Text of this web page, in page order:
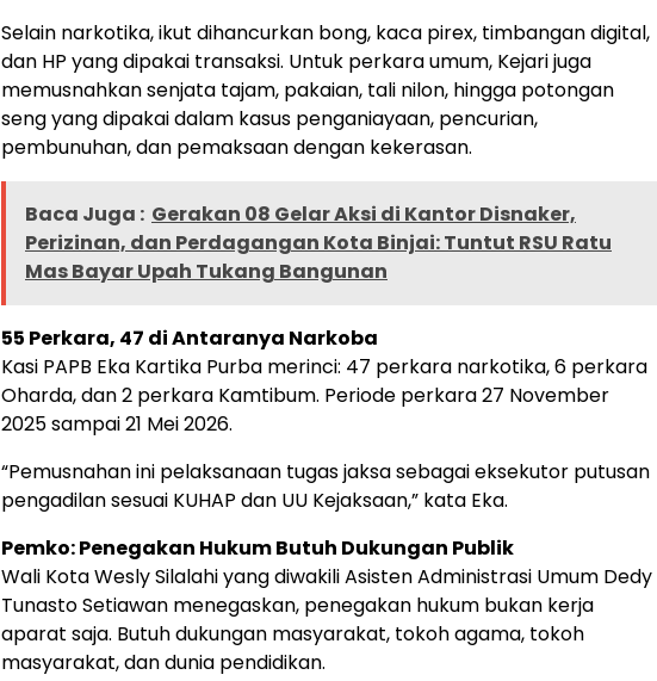
Selain narkotika, ikut dihancurkan bong, kaca pirex, timbangan digital,
dan HP yang dipakai transaksi. Untuk perkara umum, Kejari juga
memusnahkan senjata tajam, pakaian, tali nilon, hingga potongan
seng yang dipakai dalam kasus penganiayaan, pencurian,
pembunuhan, dan pemaksaan dengan kekerasan.
Baca Juga : Gerakan 08 Gelar Aksi di Kantor Disnaker,
Perizinan, dan Perdagangan Kota Binjai: Tuntut RSU Ratu
Mas Bayar Upah Tukang Bangunan
55 Perkara, 47 di Antaranya Narkoba
Kasi PAPB Eka Kartika Purba merinci: 47 perkara narkotika, 6 perkara
Oharda, dan 2 perkara Kamtibum. Periode perkara 27 November
2025 sampai 21 Mei 2026.
“Pemusnahan ini pelaksanaan tugas jaksa sebagai eksekutor putusan
pengadilan sesuai KUHAP dan UU Kejaksaan,” kata Eka.
Pemko: Penegakan Hukum Butuh Dukungan Publik
Wali Kota Wesly Silalahi yang diwakili Asisten Administrasi Umum Dedy
Tunasto Setiawan menegaskan, penegakan hukum bukan kerja
aparat saja. Butuh dukungan masyarakat, tokoh agama, tokoh
masyarakat, dan dunia pendidikan.